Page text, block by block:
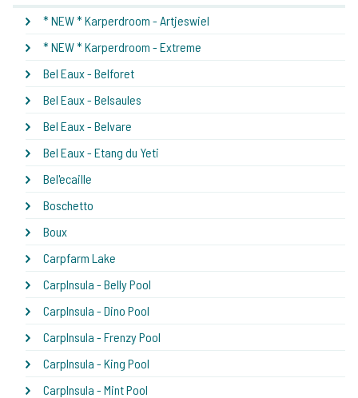
* NEW * Karperdroom - Artjeswiel
* NEW * Karperdroom - Extreme
Bel Eaux - Belforet
Bel Eaux - Belsaules
Bel Eaux - Belvare
Bel Eaux - Etang du Yeti
Bel'ecaille
Boschetto
Boux
Carpfarm Lake
CarpInsula - Belly Pool
CarpInsula - Dino Pool
CarpInsula - Frenzy Pool
CarpInsula - King Pool
CarpInsula - Mint Pool